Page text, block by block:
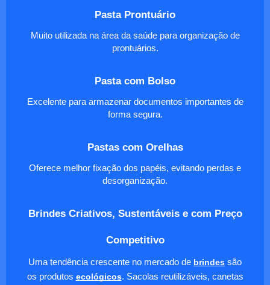
Pasta Prontuário
Muito utilizada na área da saúde para organização de
prontuários.
Pasta com Bolso
Excelente para armazenar documentos importantes de
forma segura.
Pastas com Orelhas
Oferece melhor fixação dos papéis, evitando perdas e
desorganização.
Brindes Criativos, Sustentáveis e com Preço
Competitivo
Uma tendência crescente no mercado de brindes são
os produtos ecológicos. Sacolas reutilizáveis, canetas